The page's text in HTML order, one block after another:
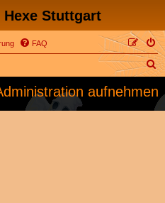
Stuttgart
FAQ
S
c
aufnehmen